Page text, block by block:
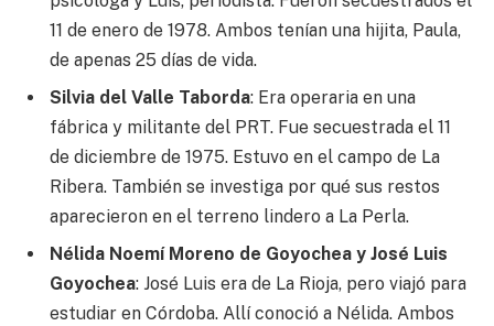
11 de enero de 1978. Ambos tenían una hijita, Paula,
de apenas 25 días de vida.
Silvia del Valle Taborda: Era operaria en una
fábrica y militante del PRT. Fue secuestrada el 11
de diciembre de 1975. Estuvo en el campo de La
Ribera. También se investiga por qué sus restos
aparecieron en el terreno lindero a La Perla.
Nélida Noemí Moreno de Goyochea y José Luis
Goyochea: José Luis era de La Rioja, pero viajó para
estudiar en Córdoba. Allí conoció a Nélida. Ambos